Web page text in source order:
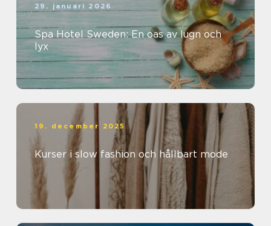
29. januari 2026
Spa Hotel Sweden: En oas av lugn och
lyx
19. december 2025
Kurser i slow fashion och hållbart mode